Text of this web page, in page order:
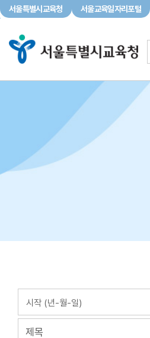
서울특별시교육청 서울교육일자리포털